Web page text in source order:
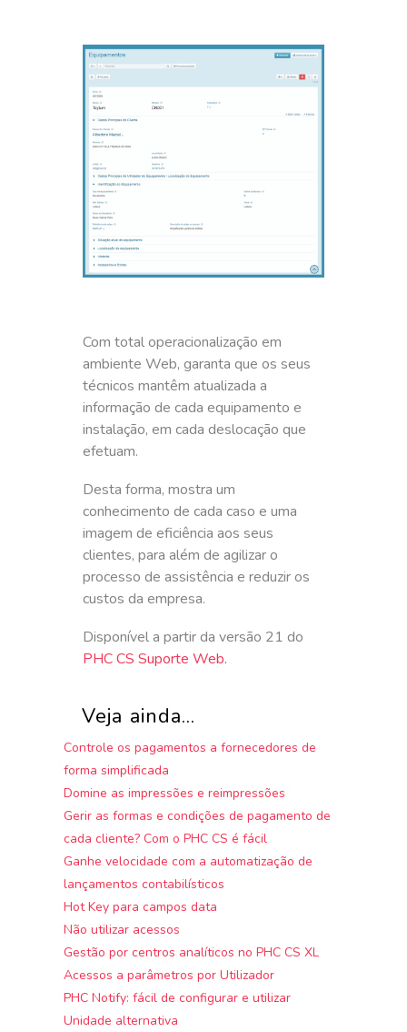
Com total operacionalização em
ambiente Web, garanta que os seus
técnicos mantêm atualizada a
informação de cada equipamento e
instalação, em cada deslocação que
efetuam.
Desta forma, mostra um
conhecimento de cada caso e uma
imagem de eficiência aos seus
clientes, para além de agilizar o
processo de assistência e reduzir os
custos da empresa.
Disponível a partir da versão 21 do
PHC CS Suporte Web.
Veja ainda...
Controle os pagamentos a fornecedores de
forma simplificada
Domine as impressões e reimpressões
Gerir as formas e condições de pagamento de
cada cliente? Com o PHC CS é fácil
Ganhe velocidade com a automatização de
lançamentos contabilísticos
Hot Key para campos data
Não utilizar acessos
Gestão por centros analíticos no PHC CS XL
Acessos a parâmetros por Utilizador
PHC Notify: fácil de configurar e utilizar
Unidade alternativa